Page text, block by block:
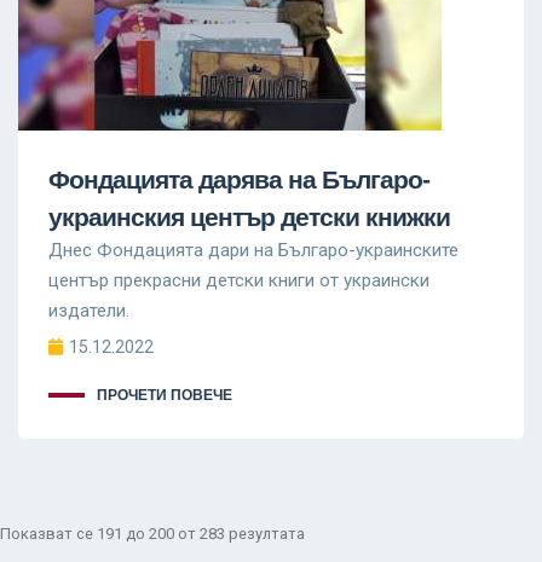
Фондацията дарява на Българо-
украинския център детски книжки
Днес Фондацията дари на Българо-украинските
център прекрасни детски книги от украински
издатели.
15.12.2022
ПРОЧЕТИ ПОВЕЧЕ
Показват се 191 до 200 от 283 резултата